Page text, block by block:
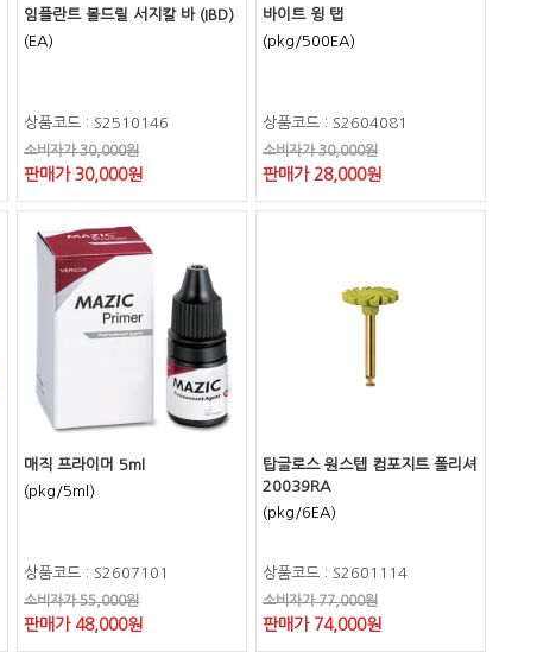
임플란트 볼드릴 서지칼 바 (IBD)
(EA)
상품코드 : S2510146
소비자가 30,000원
판매가 30,000원
바이트 윙 탭
(pkg/500EA)
상품코드 : S2604081
소비자가 30,000원
판매가 28,000원
매직 프라이머 5ml
(pkg/5ml)
상품코드 : S2607101
소비자가 55,000원
판매가 48,000원
탑글로스 원스텝 컴포지트 폴리셔
20039RA
(pkg/6EA)
상품코드 : S2601114
소비자가 77,000원
판매가 74,000원